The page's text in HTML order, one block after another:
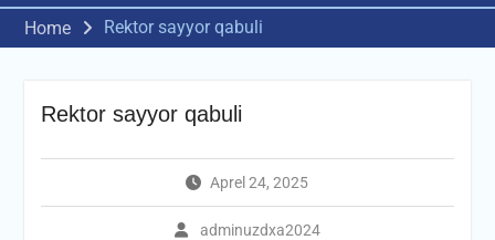
Home Rektor sayyor qabuli
Rektor sayyor qabuli
Aprel 24, 2025
adminuzdxa2024